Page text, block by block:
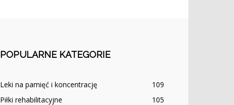
POPULARNE KATEGORIE
Leki na pamięć i koncentrację
109
Piłki rehabilitacyjne
105